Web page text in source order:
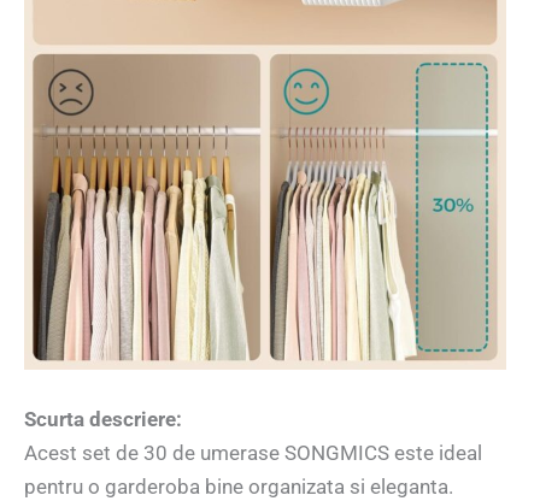
Scurta descriere:
Acest set de 30 de umerase SONGMICS este ideal
pentru o garderoba bine organizata si eleganta.